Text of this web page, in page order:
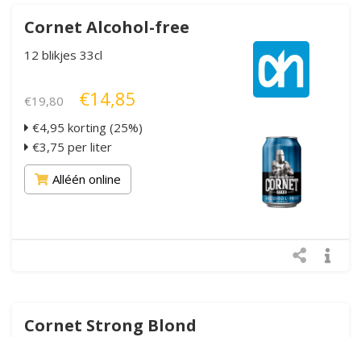
Cornet Alcohol-free
12 blikjes 33cl
€19,80 €14,85
€4,95 korting (25%)
€3,75 per liter
Alléén online
Cornet Strong Blond